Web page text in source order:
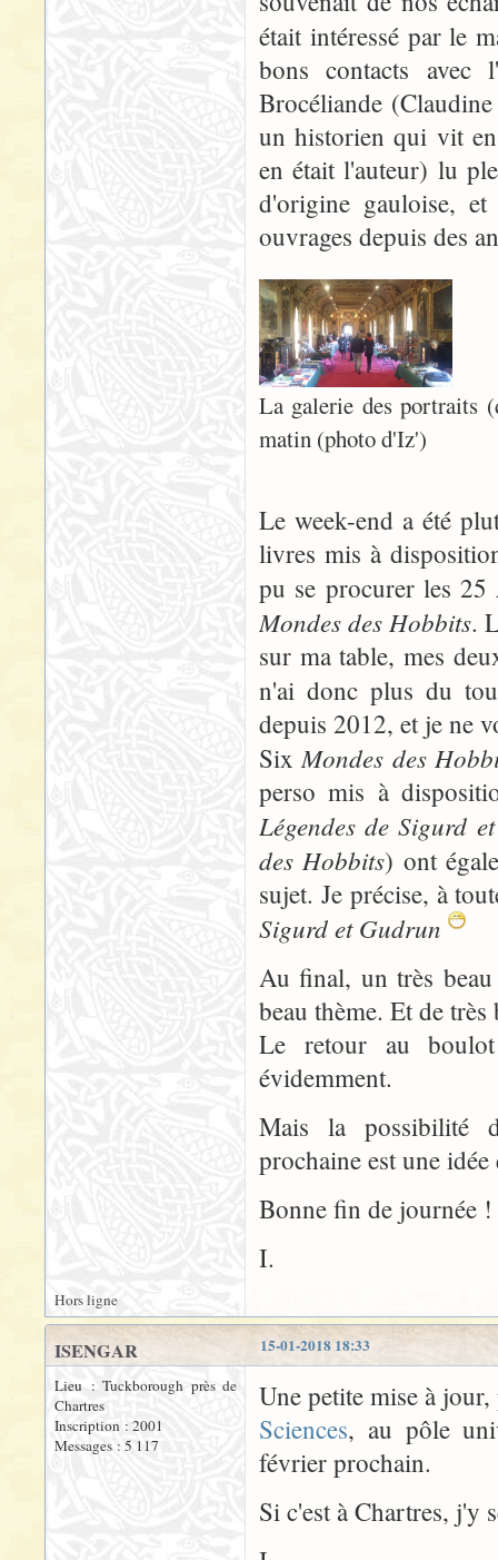
était intéressé par le
bons contacts avec
Brocéliande
un historien qui vit
en était l'auteur) lu
d'origine gauloise,
ouvrages depuis des
La galerie des portraits
matin (photo d'Iz')
Le week-end a été
livres mis à
pu se procurer les 25
Mondes des Hobbits.
sur ma table, mes
n'ai donc plus du
depuis 2012, et je ne
SixMondes des
perso mis à
Légendes de Sigurd
des Hobbits) ont
sujet. Je précise, à
Sigurd et Gudrun
Au final, un très
beau thème. Et de
Le retour au
évidemment.
Mais la possibilité
prochaine est une
Bonne fin de journée !
I.
Hors ligne
15-01-2018 18:33
ISENGAR
Lieu : Tuckborough près de
Chartres
Inscription : 2001
Messages : 5 117
Une petite mise à
Sciences, au pôle
février prochain.
Si c'est à Chartres, j'y